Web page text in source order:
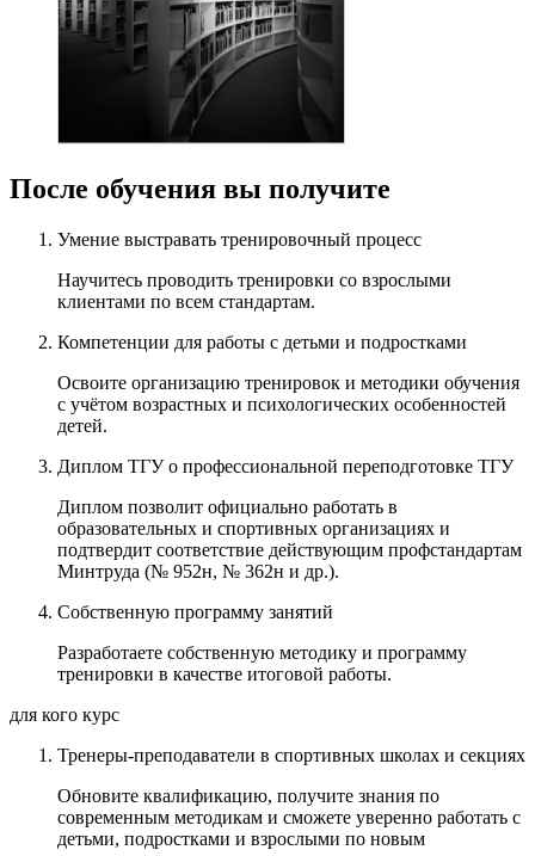
После обучения вы получите
Умение выстравать тренировочный процесс
Научитесь проводить тренировки со взрослыми
клиентами по всем стандартам.
Компетенции для работы с детьми и подростками
Освоите организацию тренировок и методики обучения
с учётом возрастных и психологических особенностей
детей.
Диплом ТГУ о профессиональной переподготовке ТГУ
Диплом позволит официально работать в
образовательных и спортивных организациях и
подтвердит соответствие действующим профстандартам
Минтруда (№ 952н, № 362н и др.).
Собственную программу занятий
Разработаете собственную методику и программу
тренировки в качестве итоговой работы.
для кого курс
Тренеры-преподаватели в спортивных школах и секциях
Обновите квалификацию, получите знания по
современным методикам и сможете уверенно работать с
детьми, подростками и взрослыми по новым